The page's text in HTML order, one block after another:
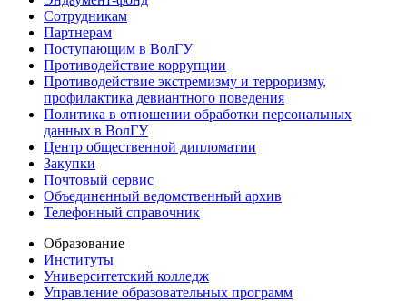
Сотрудникам
Партнерам
Поступающим в ВолГУ
Противодействие коррупции
Противодействие экстремизму и терроризму,
профилактика девиантного поведения
Политика в отношении обработки персональных
данных в ВолГУ
Центр общественной дипломатии
Закупки
Почтовый сервис
Объединенный ведомственный архив
Телефонный справочник
Образование
Институты
Университетский колледж
Управление образовательных программ